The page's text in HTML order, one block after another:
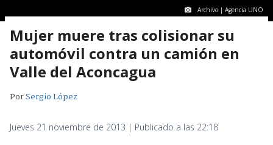
Archivo | Agencia UNO
Mujer muere tras colisionar su
automóvil contra un camión en
Valle del Aconcagua
PorSergio López
Jueves 21 noviembre de 2013 | Publicado a las 22:18